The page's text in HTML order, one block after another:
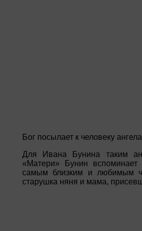
Бог посылает к человеку
Для Ивана Бунина таким
«Матери» Бунин
самым близким и любимым
старушка няня и мама,